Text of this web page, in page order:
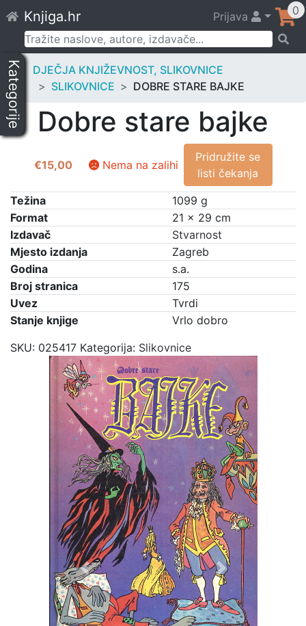
to
content
Knjiga.hr Prijava 0
Pretraži:
Kategorije
DJEČJA KNJIŽEVNOST, SLIKOVNICE
SLIKOVNICE
DOBRE STARE BAJKE
Dobre stare bajke
€15,00 Nema na zalihi
Pridružite se
listi čekanja
Težina
1099 g
Format
21 × 29 cm
Izdavač
Stvarnost
Mjesto izdanja
Zagreb
Godina
s.a.
Broj stranica
175
Uvez
Tvrdi
Stanje knjige
Vrlo dobro
SKU: 025417 Kategorija: Slikovnice
Previous Next